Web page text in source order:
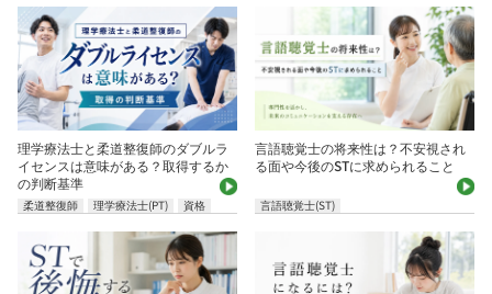
理学療法士と柔道整復師のダブルラ
イセンスは意味がある？取得するか
の判断基準
柔道整復師 理学療法士(PT) 資格
言語聴覚士の将来性は？不安視され
る面や今後のSTに求められること
言語聴覚士(ST)